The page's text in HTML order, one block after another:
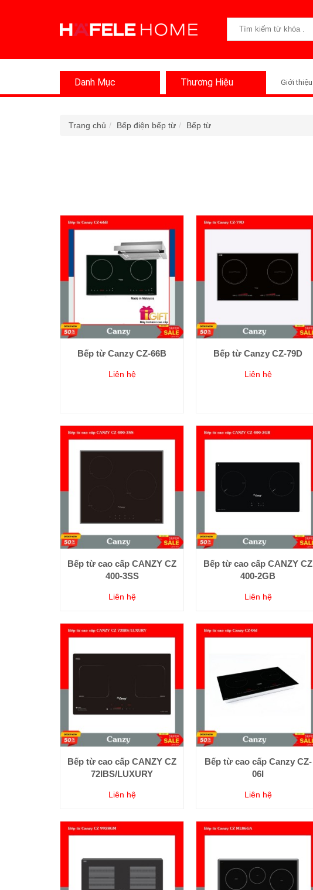
Danh Mục Thương Hiệu Giới thiệu
Trang chủ Bếp điện bếp từ Bếp từ
Bếp từ Canzy CZ-66B
Liên hệ
Bếp từ Canzy CZ-79D
Liên hệ
Bếp từ cao cấp CANZY CZ
400-3SS
Liên hệ
Bếp từ cao cấp CANZY CZ
400-2GB
Liên hệ
Bếp từ cao cấp CANZY CZ
72IBS/LUXURY
Liên hệ
Bếp từ cao cấp Canzy CZ-
06I
Liên hệ